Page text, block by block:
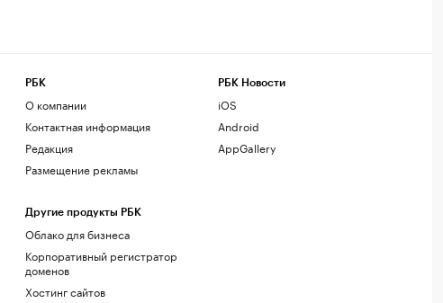
РБК
О компании
Контактная информация
Редакция
Размещение рекламы
Другие продукты РБК
Облако для бизнеса
Корпоративный регистратор
доменов
Хостинг сайтов
РБК Новости
iOS
Android
AppGallery